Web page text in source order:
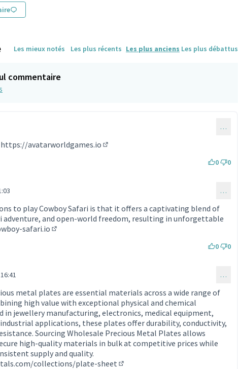
Les mieux notés Les plus récents Les plus anciens Les plus débattus
commentaire
841) …
https://avatarworldgames.io
0 0
au commentaire 1984) …
to play Cowboy Safari is that it offers a captivating blend of
adventure, and open-world freedom, resulting in unforgettable
safari.io
0 0
au commentaire 1997) …
metal plates are essential materials across a wide range of
high value with exceptional physical and chemical
in jewellery manufacturing, electronics, medical equipment,
industrial applications, these plates offer durability, conductivity,
Sourcing Wholesale Precious Metal Plates allows
high-quality materials in bulk at competitive prices while
supply and quality.
collections/plate-sheet